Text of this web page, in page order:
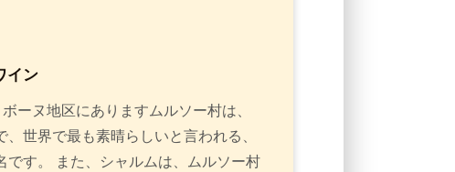
イン
ーヌ地区にありますムルソー村は、
世界で最も素晴らしいと言われる、
です。 また、シャルムは、ムルソー村